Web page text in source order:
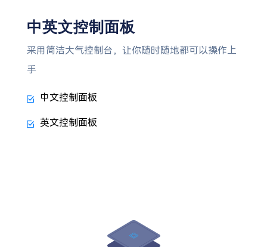
中英文控制面板
采用简洁大气控制台，让你随时随地都可以操作上
手
中文控制面板
英文控制面板